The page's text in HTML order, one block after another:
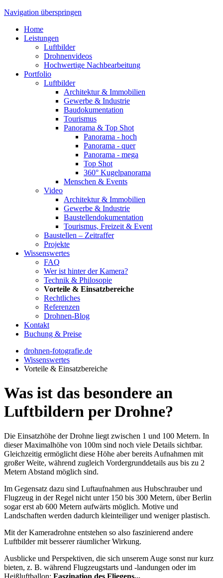
Navigation überspringen
Home
Leistungen
Luftbilder
Drohnenvideos
Hochwertige Nachbearbeitung
Portfolio
Luftbilder
Architektur & Immobilien
Gewerbe & Industrie
Baudokumentation
Tourismus
Panorama & Top Shot
Panorama - hoch
Panorama - quer
Panorama - mega
Top Shot
360° Kugelpanorama
Menschen & Events
Video
Architektur & Immobilien
Gewerbe & Industrie
Baustellendokumentation
Tourismus, Freizeit & Event
Baustellen – Zeitraffer
Projekte
Wissenswertes
FAQ
Wer ist hinter der Kamera?
Technik & Philosopie
Vorteile & Einsatzbereiche
Rechtliches
Referenzen
Drohnen-Blog
Kontakt
Buchung & Preise
drohnen-fotografie.de
Wissenswertes
Vorteile & Einsatzbereiche
Was ist das besondere an
Luftbildern per Drohne?
Die Einsatzhöhe der Drohne liegt zwischen 1 und 100 Metern. In
dieser Maximalhöhe von 100m sind noch viele Details sichtbar.
Gleichzeitig ermöglicht diese Höhe aber bereits Aufnahmen mit
großer Weite, während zugleich Vordergrunddetails aus bis zu 2
Metern Abstand möglich sind.
Im Gegensatz dazu sind Luftaufnahmen aus Hubschrauber und
Flugzeug in der Regel nicht unter 150 bis 300 Metern, über Berlin
sogar erst ab 600 Metern aufwärts möglich. Motive und
Landschaften werden dadurch kleinteiliger und weniger plastisch.
Mit der Kameradrohne entstehen so also faszinierend andere
Luftbilder mit besserer räumlicher Wirkung.
Ausblicke und Perspektiven, die sich unserem Auge sonst nur kurz
bieten, z. B. während Flugzeugstarts und -landungen oder im
Heißluftballon: Faszination des Fliegens...